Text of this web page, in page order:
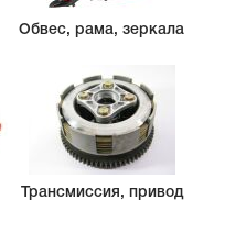
Обвес, рама, зеркала
Трансмиссия, привод